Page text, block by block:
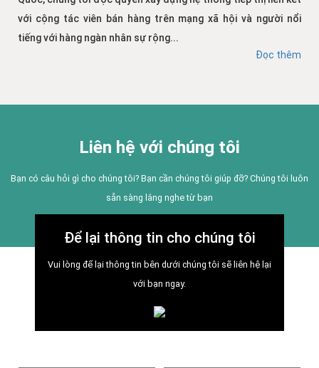
với cộng tác viên bán hàng trên mạng xã hội và người nổi
tiếng với hàng ngàn nhân sự rộng...
Đọc thêm
Liên hệ với chúng tôi
Bạn có câu hỏi gì cho chúng tôi? Bạn cần chúng tôi giúp đỡ? Chúng tôi luôn
sẵn sàng lắng nghe từ bạn
Để lại thông tin cho chúng tôi
Vui lòng để lại thông tin bên dưới chúng tôi sẽ liên hệ lại
với bạn ngay.